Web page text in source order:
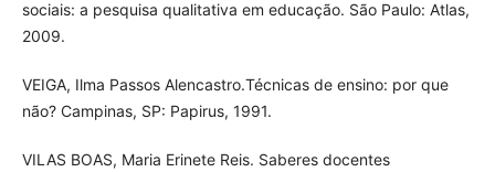
sociais: a pesquisa qualitativa em educação. São Paulo: Atlas,
2009.
VEIGA, Ilma Passos Alencastro.Técnicas de ensino: por que
não? Campinas, SP: Papirus, 1991.
VILAS BOAS, Maria Erinete Reis. Saberes docentes